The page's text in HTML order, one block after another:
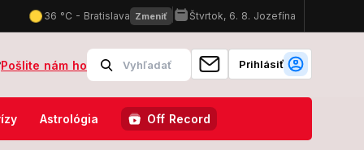
muži, do chrbta mu mali zasadiť 12 rán Na Slovensku padla
Pošlite nám ho Prihlásiť
Astrológia Off Record